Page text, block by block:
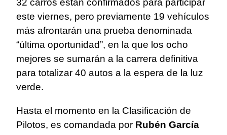
32 carros están confirmados para participar
este viernes, pero previamente 19 vehículos
más afrontarán una prueba denominada
“última oportunidad”, en la que los ocho
mejores se sumarán a la carrera definitiva
para totalizar 40 autos a la espera de la luz
verde.
Hasta el momento en la Clasificación de
Pilotos, es comandada por Rubén García